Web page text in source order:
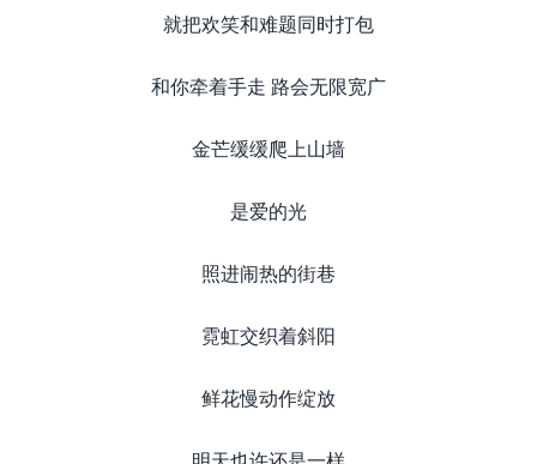
就把欢笑和难题同时打包
和你牵着手走 路会无限宽广
金芒缓缓爬上山墙
是爱的光
照进闹热的街巷
霓虹交织着斜阳
鲜花慢动作绽放